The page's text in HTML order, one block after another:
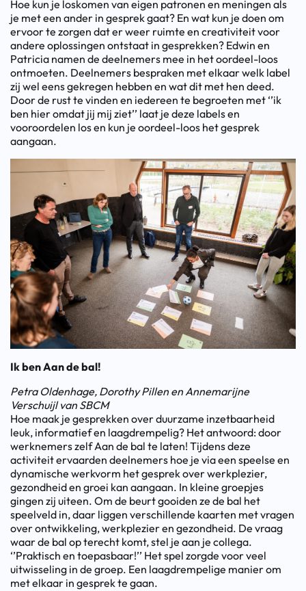
Hoe kun je loskomen van eigen patronen en meningen als
je met een ander in gesprek gaat? En wat kun je doen om
ervoor te zorgen dat er weer ruimte en creativiteit voor
andere oplossingen ontstaat in gesprekken? Edwin en
Patricia namen de deelnemers mee in het oordeel-loos
ontmoeten. Deelnemers bespraken met elkaar welk label
zij wel eens gekregen hebben en wat dit met hen deed.
Door de rust te vinden en iedereen te begroeten met ‘’ik
ben hier omdat jij mij ziet’’ laat je deze labels en
vooroordelen los en kun je oordeel-loos het gesprek
aangaan.
Ik ben Aan de bal!
Petra Oldenhage, Dorothy Pillen en Annemarijne
Verschuijl van SBCM
Hoe maak je gesprekken over duurzame inzetbaarheid
leuk, informatief en laagdrempelig? Het antwoord: door
werknemers zelf Aan de bal te laten! Tijdens deze
activiteit ervaarden deelnemers hoe je via een speelse en
dynamische werkvorm het gesprek over werkplezier,
gezondheid en groei kan aangaan. In kleine groepjes
gingen zij uiteen. Om de beurt gooiden ze de bal het
speelveld in, daar liggen verschillende kaarten met vragen
over ontwikkeling, werkplezier en gezondheid. De vraag
waar de bal op terecht komt, stel je aan je collega.
‘’Praktisch en toepasbaar!’’ Het spel zorgde voor veel
uitwisseling in de groep. Een laagdrempelige manier om
met elkaar in gesprek te gaan.